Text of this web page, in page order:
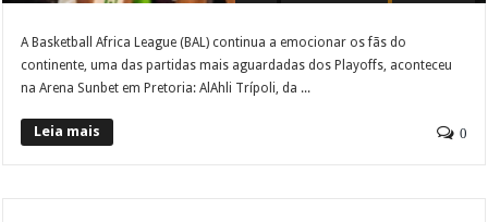
A Basketball Africa League (BAL) continua a emocionar os fãs do
continente, uma das partidas mais aguardadas dos Playoffs, aconteceu
na Arena Sunbet em Pretoria: AlAhli Trípoli, da ...
Leia mais 0